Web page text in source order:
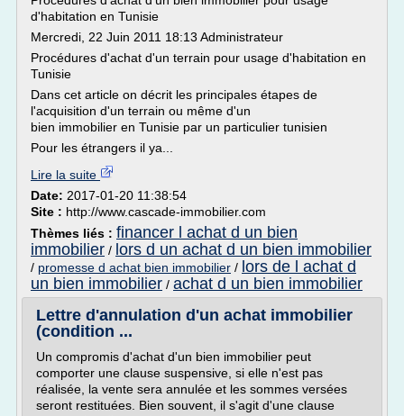
d'habitation en Tunisie
Mercredi, 22 Juin 2011 18:13 Administrateur
Procédures d'achat d'un terrain pour usage d'habitation en
Tunisie
Dans cet article on décrit les principales étapes de
l'acquisition d'un terrain ou même d'un
bien immobilier en Tunisie par un particulier tunisien
Pour les étrangers il ya...
Lire la suite
Date: 2017-01-20 11:38:54
Site : http://www.cascade-immobilier.com
Thèmes liés : financer l achat d un bien
immobilier / lors d un achat d un bien immobilier
/ promesse d achat bien immobilier / lors de l achat d
un bien immobilier / achat d un bien immobilier
Lettre d'annulation d'un achat immobilier
(condition ...
Un compromis d'achat d'un bien immobilier peut
comporter une clause suspensive, si elle n'est pas
réalisée, la vente sera annulée et les sommes versées
seront restituées. Bien souvent, il s'agit d'une clause